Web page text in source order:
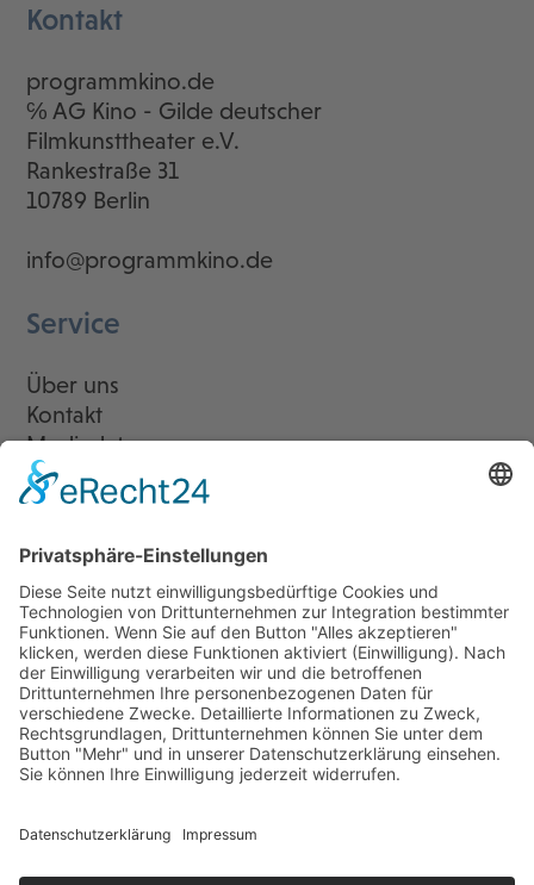
Kontakt
programmkino.de
℅ AG Kino - Gilde deutscher
Filmkunsttheater e.V.
Rankestraße 31
10789 Berlin
info@programmkino.de
Service
Über uns
Kontakt
Mediadaten
Newsletter
LogIn
Legal
Impressum
Datenschutzerklärung
Cookie-Einstellungen